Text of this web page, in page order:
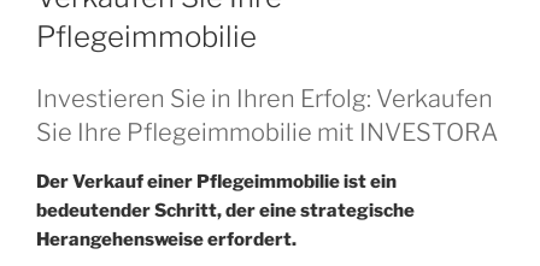
Pflegeimmobilie
Investieren Sie in Ihren Erfolg: Verkaufen
Sie Ihre Pflegeimmobilie mit INVESTORA
Der Verkauf einer Pflegeimmobilie ist ein
bedeutender Schritt, der eine strategische
Herangehensweise erfordert.